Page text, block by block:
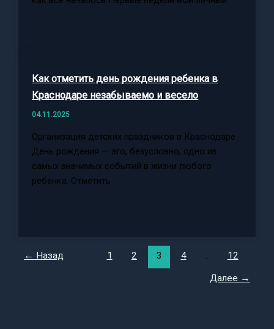
Как отметить день рождения ребенка в
Краснодаре незабываемо и весело
04.11.2025
Организация детских праздников в Краснодаре
День рождения — это, безусловно, одно из
самых значимых событий в жизни любого
ребенка. Отметить
← Назад 1 2 3 4 … 12
Далее →